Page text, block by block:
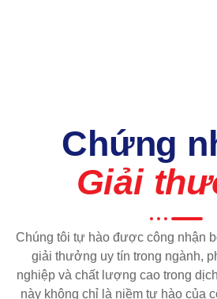
Chứng
Giải
Chúng tôi tự hào được công nhận
giải thưởng uy tín trong ngành,
nghiệp và chất lượng cao trong
này không chỉ là niềm tự hào của